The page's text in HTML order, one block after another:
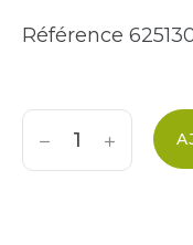
Référence